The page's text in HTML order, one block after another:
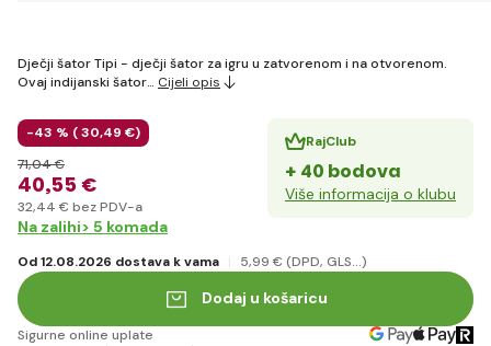
Dječji šator Tipi - dječji šator za igru u zatvorenom i na otvorenom.
Ovaj indijanski šator… Cijeli opis
-43 % (30,49 €)
40,55 €
71,04 €
32,44 € bez PDV-a
RajClub
+ 40 bodova
Više informacija o klubu
Na zalihi> 5 komada
Od 12.08.2026 dostava k vama 5,99 € (DPD, GLS...)
Dodaj u košaricu
Sigurne online uplate